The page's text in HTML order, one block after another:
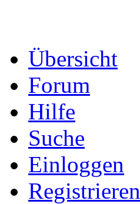
Übersicht
Forum
Hilfe
Suche
Einloggen
Registrieren